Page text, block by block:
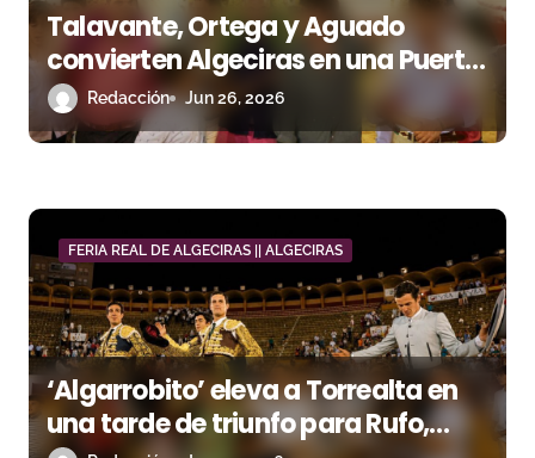
Talavante, Ortega y Aguado
convierten Algeciras en una Puerta
Grande de arte
Redacción Jun 26, 2026
FERIA REAL DE ALGECIRAS || ALGECIRAS
‘Algarrobito’ eleva a Torrealta en
una tarde de triunfo para Rufo,